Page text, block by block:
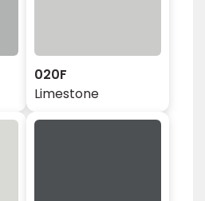
020F
Limestone